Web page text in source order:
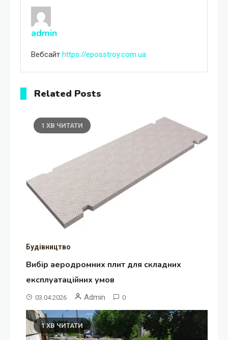
admin
Вебсайт https://eposstroy.com.ua
Related Posts
1 ХВ ЧИТАТИ
Будівництво
Вибір аеродромних плит для складних
експлуатаційних умов
03.04.2026 Admin 0
1 ХВ ЧИТАТИ